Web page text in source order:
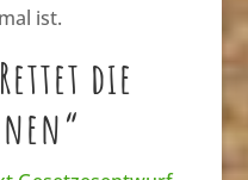
ist.
die